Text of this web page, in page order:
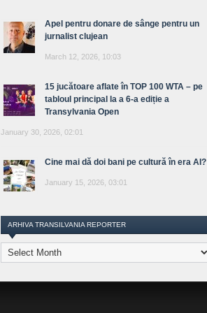
Apel pentru donare de sânge pentru un
jurnalist clujean
March 12, 2026, 10:03
15 jucătoare aflate în TOP 100 WTA – pe
tabloul principal la a 6-a ediție a
Transylvania Open
January 30, 2026, 02:01
Cine mai dă doi bani pe cultură în era AI?
January 15, 2026, 03:01
ARHIVA TRANSILVANIA REPORTER
Arhiva
Transilvania